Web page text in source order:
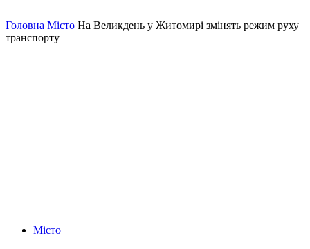
Головна Місто На Великдень у Житомирі змінять режим руху
транспорту
Місто